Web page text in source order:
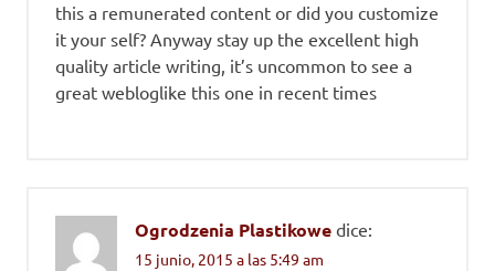
this a remunerated content or did you customize
it your self? Anyway stay up the excellent high
quality article writing, it’s uncommon to see a
great webloglike this one in recent times
Ogrodzenia Plastikowe dice:
15 junio, 2015 a las 5:49 am